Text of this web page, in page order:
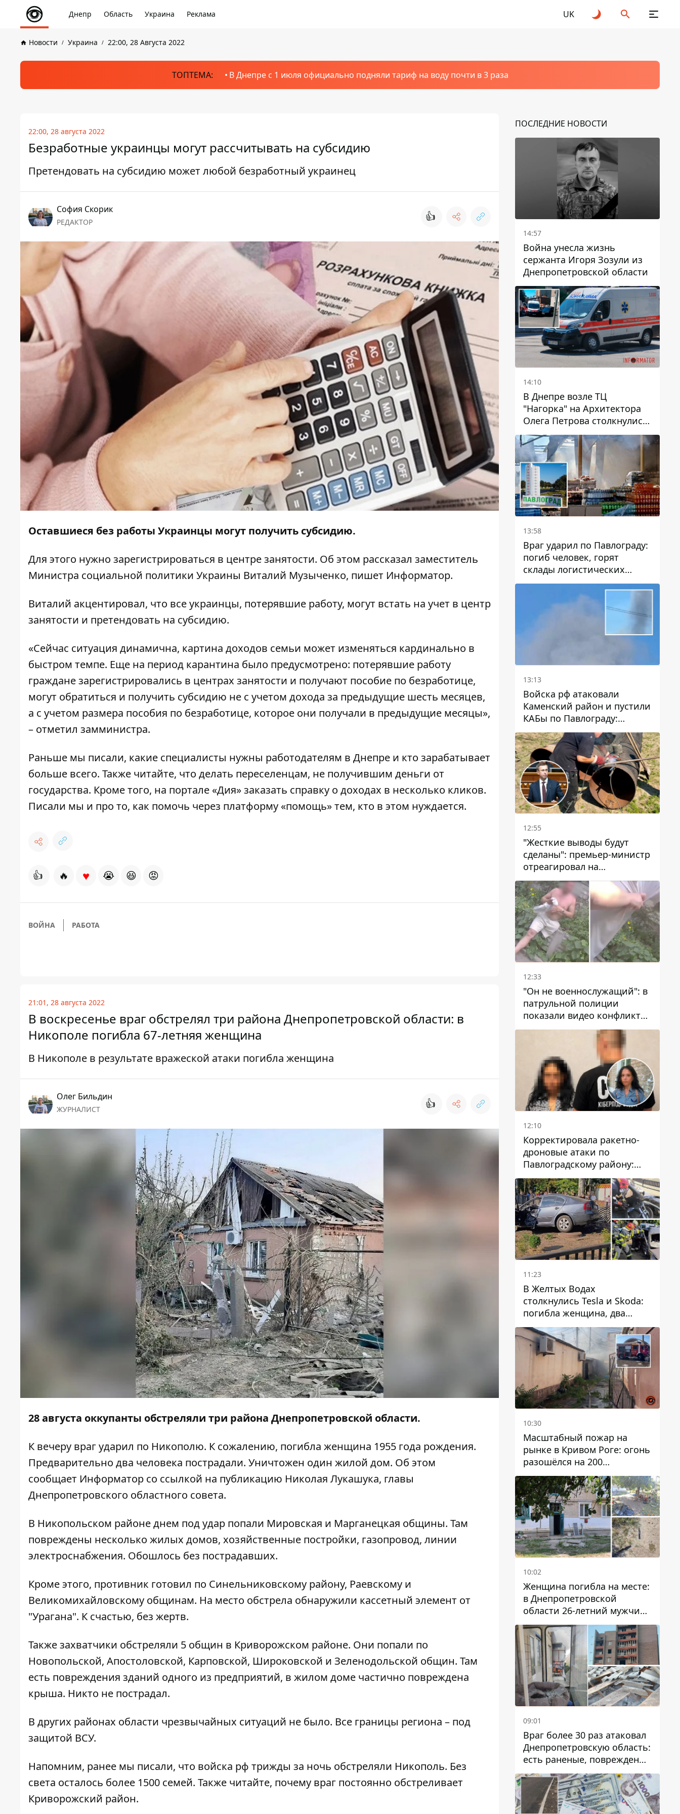
Днепр Область Украина Реклама UK
Новости Украина 22:00, 28 Августа 2022
ТОПТЕМА: В Днепре с 1 июля официально подняли тариф на воду почти в 3 раза
22:00, 28 августа 2022
Безработные украинцы могут рассчитывать на субсидию
Претендовать на субсидию может любой безработный украинец
София Скорик
РЕДАКТОР 👍
Оставшиеся без работы Украинцы могут получить субсидию.
Для этого нужно зарегистрироваться в центре занятости. Об этом рассказал заместитель
Министра социальной политики Украины Виталий Музыченко, пишет Информатор.
Виталий акцентировал, что все украинцы, потерявшие работу, могут встать на учет в центр
занятости и претендовать на субсидию.
«Сейчас ситуация динамична, картина доходов семьи может изменяться кардинально в
быстром темпе. Еще на период карантина было предусмотрено: потерявшие работу
граждане зарегистрировались в центрах занятости и получают пособие по безработице,
могут обратиться и получить субсидию не с учетом дохода за предыдущие шесть месяцев,
а с учетом размера пособия по безработице, которое они получали в предыдущие месяцы»,
– отметил замминистра.
Раньше мы писали, какие специалисты нужны работодателям в Днепре и кто зарабатывает
больше всего. Также читайте, что делать переселенцам, не получившим деньги от
государства. Кроме того, на портале «Дия» заказать справку о доходах в несколько кликов.
Писали мы и про то, как помочь через платформу «помощь» тем, кто в этом нуждается.
👍 🔥 ♥ 😭 😆 😡
ВОЙНА РАБОТА
21:01, 28 августа 2022
В воскресенье враг обстрелял три района Днепропетровской области: в
Никополе погибла 67-летняя женщина
В Никополе в результате вражеской атаки погибла женщина
Олег Бильдин
ЖУРНАЛИСТ 👍
28 августа оккупанты обстреляли три района Днепропетровской области.
К вечеру враг ударил по Никополю. К сожалению, погибла женщина 1955 года рождения.
Предварительно два человека пострадали. Уничтожен один жилой дом. Об этом
сообщает Информатор со ссылкой на публикацию Николая Лукашука, главы
Днепропетровского областного совета.
В Никопольском районе днем ​​под удар попали Мировская и Марганецкая общины. Там
повреждены несколько жилых домов, хозяйственные постройки, газопровод, линии
электроснабжения. Обошлось без пострадавших.
Кроме этого, противник готовил по Синельниковскому району, Раевскому и
Великомихайловскому общинам. На место обстрела обнаружили кассетный элемент от
"Урагана". К счастью, без жертв.
Также захватчики обстреляли 5 общин в Криворожском районе. Они попали по
Новопольской, Апостоловской, Карповской, Широковской и Зеленодольской общин. Там
есть повреждения зданий одного из предприятий, в жилом доме частично повреждена
крыша. Никто не пострадал.
В других районах области чрезвычайных ситуаций не было. Все границы региона – под
защитой ВСУ.
Напомним, ранее мы писали, что войска рф трижды за ночь обстреляли Никополь. Без
света осталось более 1500 семей. Также читайте, почему враг постоянно обстреливает
Криворожский район.
ПОСЛЕДНИЕ НОВОСТИ
14:57
Война унесла жизнь
сержанта Игоря Зозули из
Днепропетровской области
14:10
В Днепре возле ТЦ
"Нагорка" на Архитектора
Олега Петрова столкнулись
"скорая" и Toyota: трамваи
№5 задерживаются
13:58
Враг ударил по Павлограду:
погиб человек, горят
склады логистических
компаний и магазина
13:13
Войска рф атаковали
Каменский район и пустили
КАБы по Павлограду:
пострадал мужчина, в небо
поднимается столб дыма
12:55
"Жесткие выводы будут
сделаны": премьер-министр
отреагировал на
несколькодневное
отсутствие воды в Марганце
12:33
"Он не военнослужащий": в
патрульной полиции
показали видео конфликта
с мужчиной без ноги на
проспекте Поля в Днепре
12:10
Корректировала ракетно-
дроновые атаки по
Павлоградскому району:
задержали вражескую
агентку
11:23
В Желтых Водах
столкнулись Tesla и Skoda:
погибла женщина, два
человека пострадали
10:30
Масштабный пожар на
рынке в Кривом Роге: огонь
разошёлся на 200
квадратных метров
10:02
Женщина погибла на месте:
в Днепропетровской
области 26-летний мужчина
избил трех человек
металлическим предметом
09:01
Враг более 30 раз атаковал
Днепропетровскую область:
есть раненые, повреждены
лицей, дома и предприятия